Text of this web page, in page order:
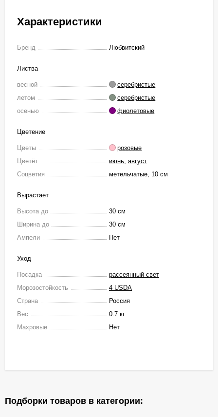
Характеристики
Бренд Любвитский
Листва
весной
серебристые
летом
серебристые
осенью
фиолетовые
Цветение
Цветы
розовые
Цветёт
июнь август
Соцветия
метельчатые, 10 см
Вырастает
Высота до
30 см
Ширина до
30 см
Ампели
Нет
Уход
Посадка
рассеянный свет
Морозостойкость
4 USDA
Страна
Россия
Вес
0.7 кг
Махровые
Нет
Подборки товаров в категории: